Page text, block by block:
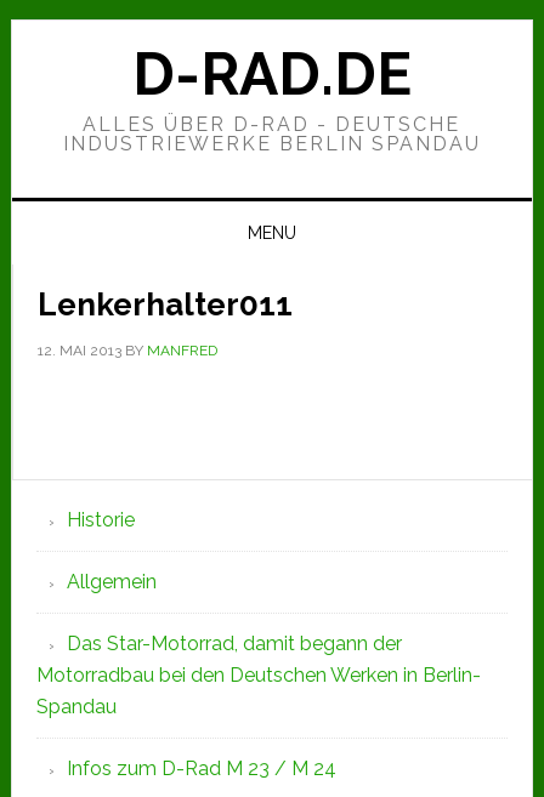
Zur
Hauptnavigation
Zum
Zur
D-RAD.DE
ALLES ÜBER D-RAD - DEUTSCHE
INDUSTRIEWERKE BERLIN SPANDAU
MENU
Lenkerhalter011
12. MAI 2013BY MANFRED
Seitenspalte
Historie
Allgemein
Das Star-Motorrad, damit begann der
Motorradbau bei den Deutschen Werken in Berlin-
Spandau
Infos zum D-Rad M 23 / M 24